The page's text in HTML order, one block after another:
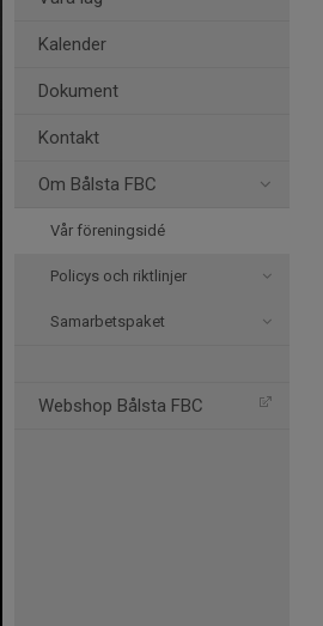
Kalender
Dokument
Kontakt
Om Bålsta FBC
Vår föreningsidé
Policys och riktlinjer
Samarbetspaket
Webshop Bålsta FBC